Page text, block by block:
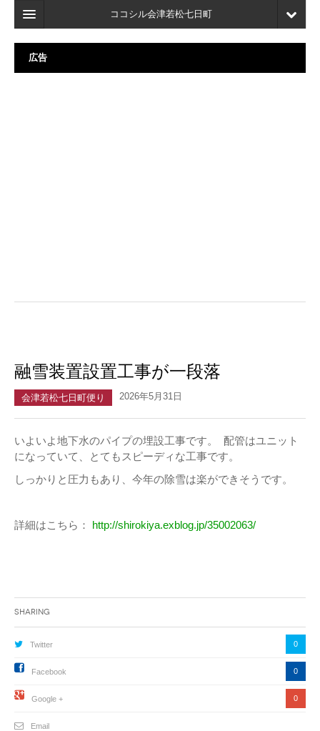
ココシル会津若松七日町
ホーム
検索
広告
融雪装置設置工事が一段落
会津若松七日町便り 2026年5月31日
いよいよ地下水のパイプの埋設工事です。 配管はユニット
になっていて、とてもスピーディな工事です。
しっかりと圧力もあり、今年の除雪は楽ができそうです。
詳細はこちら： http://shirokiya.exblog.jp/35002063/
Sharing
Twitter 0
Facebook 0
Google + 0
Email